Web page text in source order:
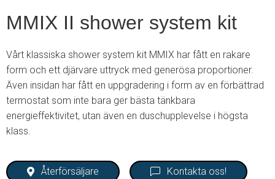
MMIX II shower system kit
Vårt klassiska shower system kit MMIX har fått en rakare
form och ett djärvare uttryck med generösa proportioner.
Även insidan har fått en uppgradering i form av en förbättrad
termostat som inte bara ger bästa tänkbara
energieffektivitet, utan även en duschupplevelse i högsta
klass.
Återförsäljare Kontakta oss!